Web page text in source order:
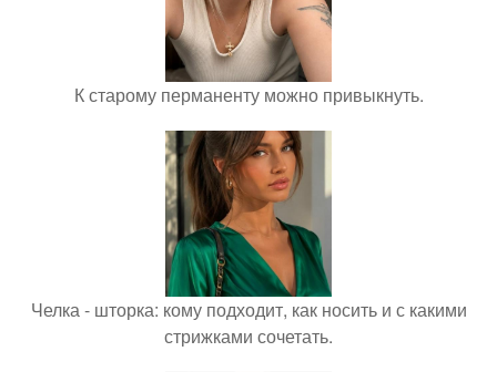
К старому перманенту можно привыкнуть.
Челка - шторка: кому подходит, как носить и с какими
стрижками сочетать.